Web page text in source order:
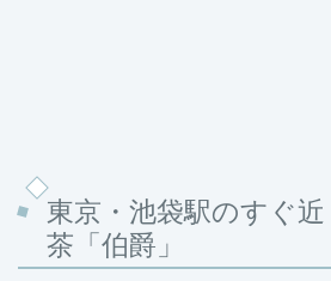
東京・池袋駅のすぐ
茶「伯爵」